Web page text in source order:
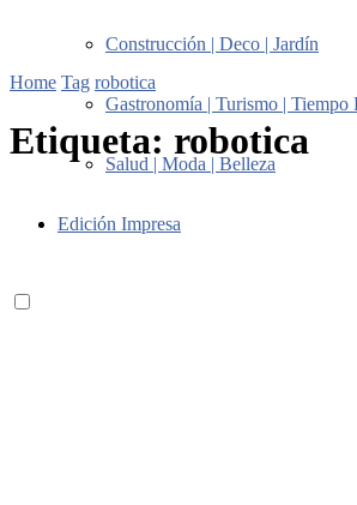
Construcción | Deco | Jardín
Gastronomía | Turismo | Tiempo
Salud | Moda | Belleza
Edición Impresa
Home Tag robotica
Etiqueta: robotica